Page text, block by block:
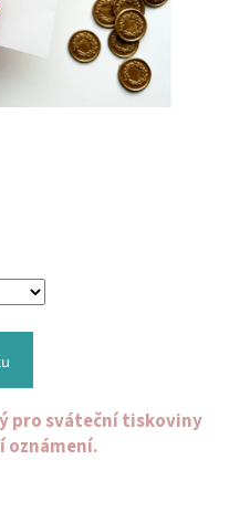
pro sváteční tiskoviny
oznámení.